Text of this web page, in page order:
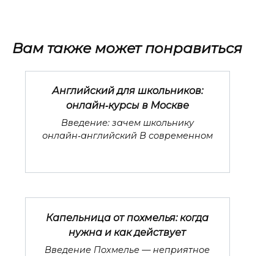
Вам также может понравиться
Английский для школьников:
онлайн‑курсы в Москве
Введение: зачем школьнику
онлайн‑английский В современном
Капельница от похмелья: когда
нужна и как действует
Введение Похмелье — неприятное